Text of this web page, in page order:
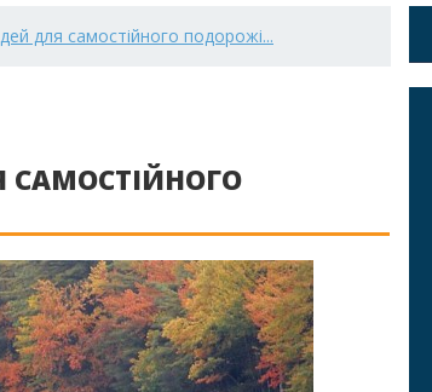
для самостійного подорожі...
САМОСТІЙНОГО